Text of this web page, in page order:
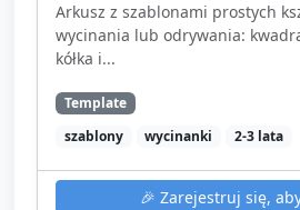
Arkusz z szablonami prostych
wycinania lub odrywania:
kółka i...
Template
szablony
wycinanki 2-3 lata
🎉 Zarejestruj się,